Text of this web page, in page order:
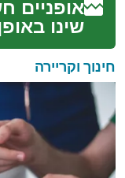
שינו
אנשים
ומבלים.
חינוך וקריירה